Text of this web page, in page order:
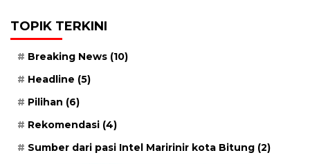
TOPIK TERKINI
Breaking News (10)
Headline (5)
Pilihan (6)
Rekomendasi (4)
Sumber dari pasi Intel Maririnir kota Bitung (2)